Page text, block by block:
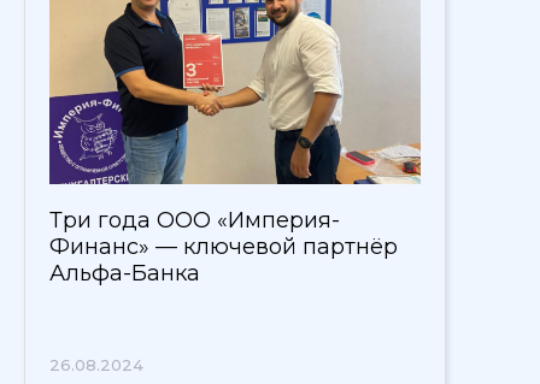
Три года ООО «Империя-
Финанс» — ключевой партнёр
Альфа-Банка
26.08.2024